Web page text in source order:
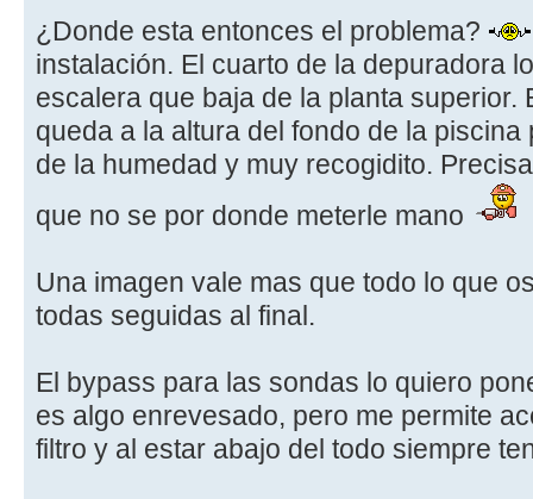
¿Donde esta entonces el problema?
instalación. El cuarto de la depuradora
escalera que baja de la planta superior.
queda a la altura del fondo de la
de la humedad y muy recogidito.
que no se por donde meterle mano
Una imagen vale mas que todo lo que
todas seguidas al final.
El bypass para las sondas lo quiero
es algo enrevesado, pero me permite
filtro y al estar abajo del todo siempre